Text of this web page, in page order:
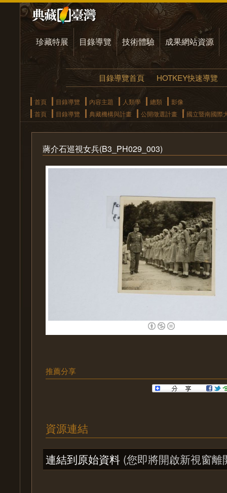
珍藏特展 目錄導覽 技術體驗 成果網站資源
目錄導覽首頁 HOTKEY快速導覽
首頁 目錄導覽 內容主題 人類學 總類
影像
首頁
目錄導覽 典藏機構與計畫 公開徵選計畫 國立暨南國際
蔣介石巡視女兵(B3_PH029_003)
推薦分享
資源連結
連結到原始資料 (您即將開啟新視窗離